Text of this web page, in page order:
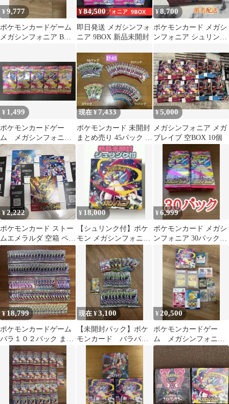
¥9,777
ポケモンカードゲーム
メガシンフォニア BOX
¥84,500
即日発送 メガシンフォ
ニア 9BOX 新品未開封
¥8,700
ポケモンカード メガシ
ンフォニア シュリンク
1BOX
¥ 1,499
ポケモンカードゲー
ム メガシンフォニ
ア 5パック
現在 ¥7,433
ポケモンカード 未開封
まとめ売り 45パック サ
ーチ済
¥5,000
メガシンフォニア メガ
ブレイブ 空BOX 10個
¥2,222
ポケモンカード ストー
ムエメラルダ 空箱 ペリ
ペリ付き BOXのみ
¥ 18,000
【シュリンク付】ポケ
モン メガシンフォニア
1BOX 新品未開封
¥6,999
ポケモンカード メガシ
ンフォニア 30パック
（1BOX分
¥ 18,799
ポケモンカードゲーム
バラ１０２パック まと
め売りセット
現在 ¥3,100
【未開封パック】ポケ
モンカード バラパッ
¥20,500
ポケモンカードゲー
ム メガシンフォニ
ア BOX シュリンク付
き